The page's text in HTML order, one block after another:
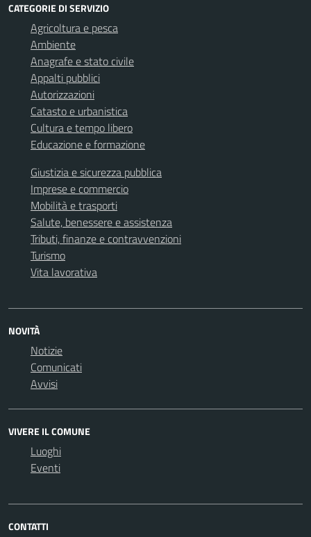
CATEGORIE DI SERVIZIO
Agricoltura e pesca
Ambiente
Anagrafe e stato civile
Appalti pubblici
Autorizzazioni
Catasto e urbanistica
Cultura e tempo libero
Educazione e formazione
Giustizia e sicurezza pubblica
Imprese e commercio
Mobilità e trasporti
Salute, benessere e assistenza
Tributi, finanze e contravvenzioni
Turismo
Vita lavorativa
NOVITÀ
Notizie
Comunicati
Avvisi
VIVERE IL COMUNE
Luoghi
Eventi
CONTATTI